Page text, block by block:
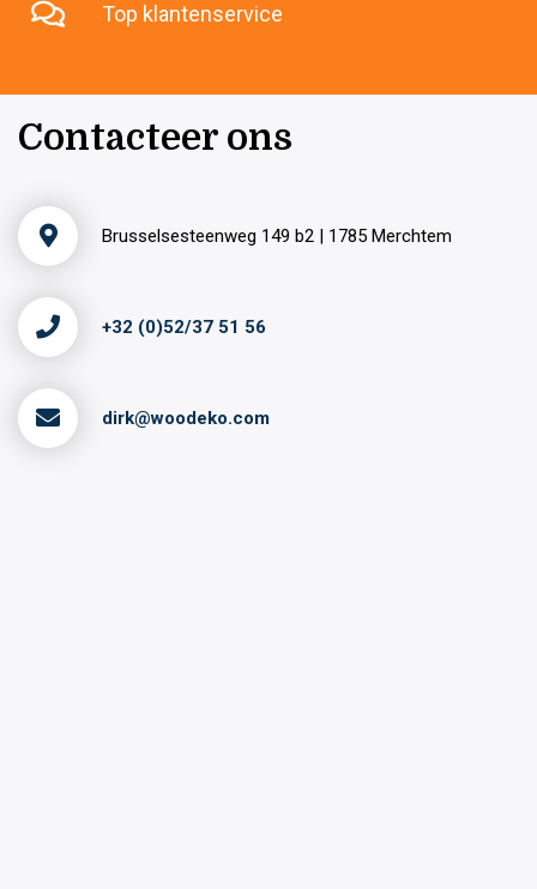
Top klantenservice
Contacteer ons
Brusselsesteenweg 149 b2 | 1785 Merchtem
+32 (0)52/37 51 56
dirk@woodeko.com